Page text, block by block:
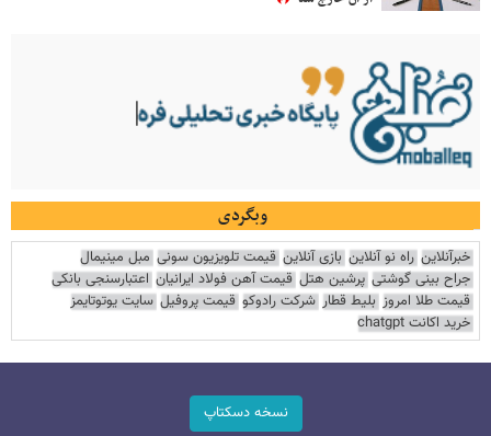
وبگردی
خبرآنلاین راه نو آنلاین بازی آنلاین قیمت تلویزیون سونی مبل مینیمال
جراح بینی گوشتی پرشین هتل قیمت آهن فولاد ایرانیان اعتبارسنجی بانکی
قیمت طلا امروز بلیط قطار شرکت رادوکو قیمت پروفیل سایت یوتوتایمز
خرید اکانت chatgpt
نسخه دسکتاپ